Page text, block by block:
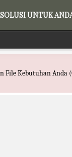
SOLUSI UNTUK
File Kebutuhan Anda